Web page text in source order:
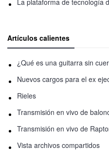
Artículos calientes
¿Qué es una guitarra sin
Rieles
Vista archivos compartidos